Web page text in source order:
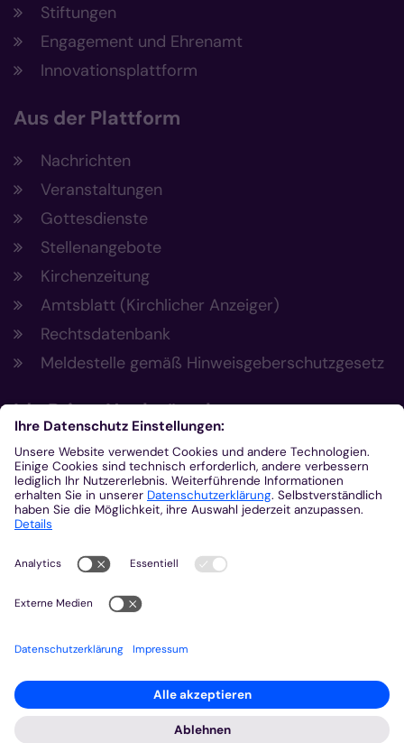
Stiftungen
Engagement und Ehrenamt
Innovationsplattform
Aus der Plattform
Nachrichten
Veranstaltungen
Gottesdienste
Stellenangebote
Kirchenzeitung
Amtsblatt (Kirchlicher Anzeiger)
Rechtsdatenbank
Meldestelle gemäß Hinweisgeberschutzgesetz
IdaPrinz-Hochgürtel
Regionale Frauenseelsorge Eifel
Büro und Besprechungsraum: Franziskushaus
Klosterplatz 1
53937
02445-9501-50
0172-4587923
ida.prinz-hochguertel@bistum-
aachen.de
http://www.frauenseelsorge-eifel.de